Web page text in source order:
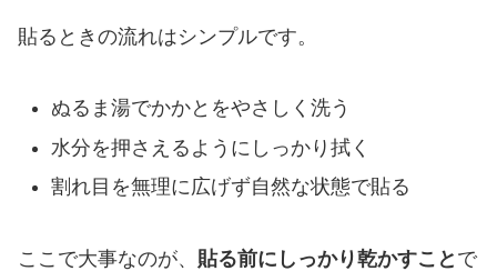
貼るときの流れはシンプルです。
ぬるま湯でかかとをやさしく洗う
水分を押さえるようにしっかり拭く
割れ目を無理に広げず自然な状態で貼る
ここで大事なのが、 貼る前にしっかり乾かすこと で